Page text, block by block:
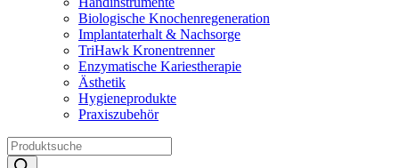
Biologische Knochenregeneration
Implantaterhalt & Nachsorge
TriHawk Kronentrenner
Enzymatische Kariestherapie
Ästhetik
Hygieneprodukte
Praxiszubehör
Products
search